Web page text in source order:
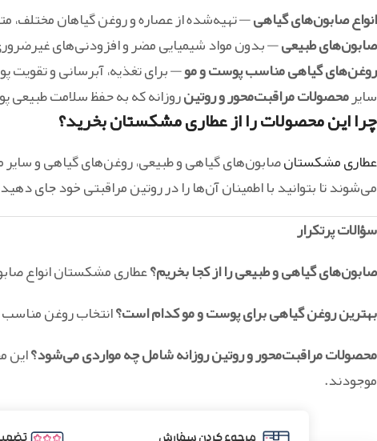
انواع صابون‌های گیاهی— تهیه‌شده از عصاره و روغن گیاهان مختلف،
صابون‌های طبیعی— بدون مواد شیمیایی مضر و افزودنی‌های
روغن‌های گیاهی مناسب پوست و مو— برای تغذیه، آبرسانی و تقویت
سایرمحصولات مراقبت‌محور و روتینروزانه که به حفظ سلامت
چرا این محصولات را از عطاری مشکستان بخرید؟
عطاری مشکستانصابون‌های گیاهی و طبیعی، روغن‌های گیاهی و سایر
می‌شوند تا بتوانید با اطمینان آن‌ها را در روتین مراقبتی خود جای
سؤالات پرتکرار
صابون‌های گیاهی و طبیعی را از کجا بخریم؟عطاری مشکستان انواع
بهترین روغن گیاهی برای پوست و مو کدام است؟انتخاب روغن
محصولات مراقبت‌محور و روتین روزانه شامل چه مواردی می‌شود؟این
موجودند.